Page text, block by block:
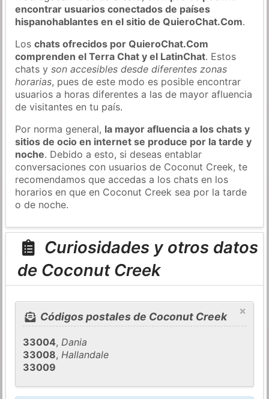
encontrar usuarios conectados de países
hispanohablantes en el sitio de QuieroChat.Com.
Loschats ofrecidos por QuieroChat.Com
comprenden el Terra Chat y el LatinChat. Estos
chats yson accesibles desde diferentes zonas
horarias, pues de este modo es posible encontrar
usuarios a horas diferentes a las de mayor afluencia
de visitantes en tu país.
Por norma general, la mayor afluencia a los chats y
sitios de ocio en internet se produce por la tarde y
noche. Debido a esto, si deseas entablar
conversaciones con usuarios de Coconut Creek, te
recomendamos que accedas a los chats en los
horarios en que en Coconut Creek sea por la tarde
o de noche.
Curiosidades y otros datos
de Coconut Creek
×
Códigos postales de Coconut Creek
33004,Dania
33008,Hallandale
33009